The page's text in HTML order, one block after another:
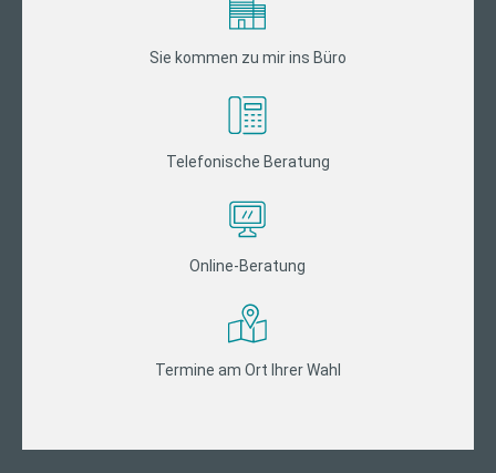
Sie kommen zu mir ins Büro
Telefonische Beratung
Online-Beratung
Termine am Ort Ihrer Wahl